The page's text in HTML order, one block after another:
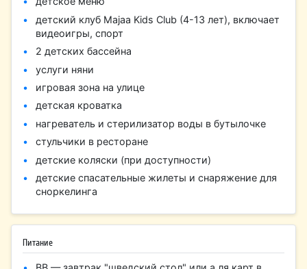
детский клуб Majaa Kids Club (4-13 лет), включает
видеоигры, спорт
2 детских бассейна
услуги няни
игровая зона на улице
детская кроватка
нагреватель и стерилизатор воды в бутылочке
стульчики в ресторане
детские коляски (при доступности)
детские спасательные жилеты и снаряжение для
сноркелинга
Питание